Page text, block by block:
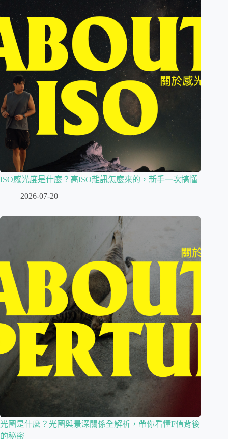
ISO感光度是什麼？高ISO雜訊怎麼來的，新手一次搞懂
2026-07-20
光圈是什麼？光圈與景深關係全解析，帶你看懂F值背後
的秘密